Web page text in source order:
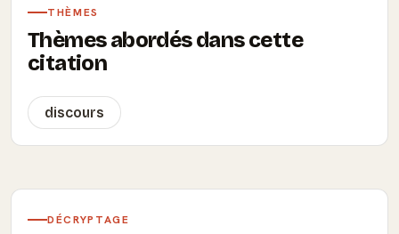
THÈMES
Thèmes abordés dans cette
citation
discours
DÉCRYPTAGE